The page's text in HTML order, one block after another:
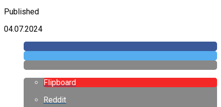
Published
04.07.2024
Flipboard
Reddit